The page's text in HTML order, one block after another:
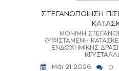
ΣΤΕΓΑΝΟΠΟΙΗΣΗ
ΜΟΝΙΜΗ
(ΥΦΙΣΤΑΜΕΝΗ
ΕΝΔΟΧΗΜΙΚΗΣ
Μάι 21 2026
0